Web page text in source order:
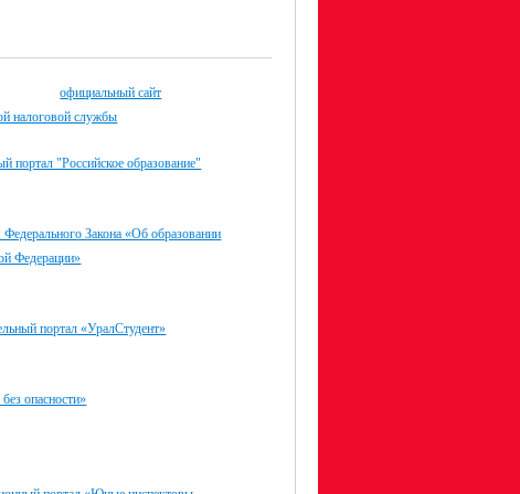
официальный сайт
налоговой службы
портал "Российское образование"
Федерального Закона «Об образовании
Федерации»
портал «УралСтудент»
опасности»